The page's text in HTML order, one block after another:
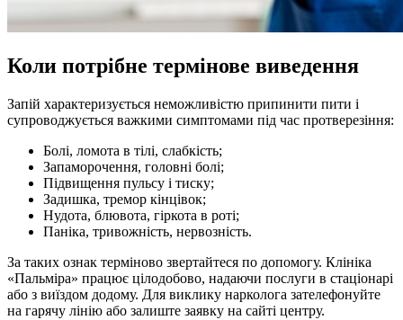
Коли потрібне термінове виведення
Запій характеризується неможливістю припинити пити і
супроводжується важкими симптомами під час протверезіння:
Болі, ломота в тілі, слабкість;
Запаморочення, головні болі;
Підвищення пульсу і тиску;
Задишка, тремор кінцівок;
Нудота, блювота, гіркота в роті;
Паніка, тривожність, нервозність.
За таких ознак терміново звертайтеся по допомогу. Клініка
«Пальміра» працює цілодобово, надаючи послуги в стаціонарі
або з виїздом додому. Для виклику нарколога зателефонуйте
на гарячу лінію або залиште заявку на сайті центру.